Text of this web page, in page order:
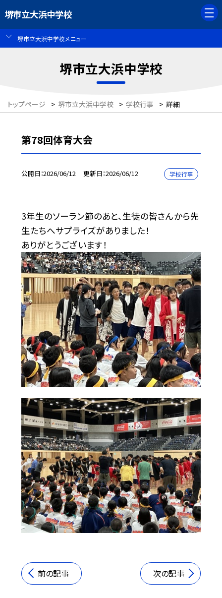
堺市立大浜中学校
堺市立大浜中学校メニュー
堺市立大浜中学校
トップページ > 堺市立大浜中学校 > 学校行事 > 詳細
第78回体育大会
公開日 2026/06/12 更新日 2026/06/12 学校行事
3年生のソーラン節のあと、生徒の皆さんから先
生たちへサプライズがありました！
ありがとうございます！
前の記事 次の記事